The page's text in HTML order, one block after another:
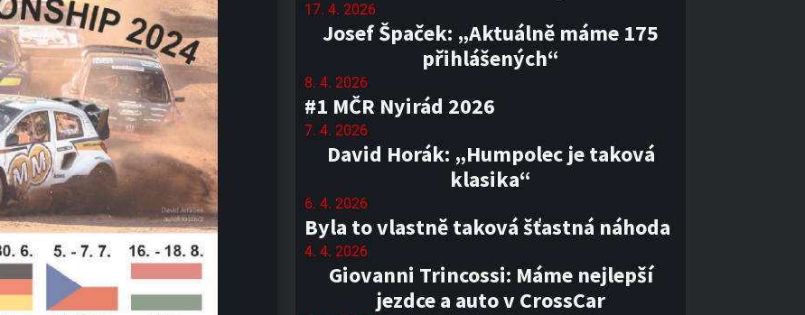
17. 4. 2026
Josef Špaček: „Aktuálně máme 175
přihlášených“
8. 4. 2026
#1 MČR Nyirád 2026
7. 4. 2026
David Horák: „Humpolec je taková
klasika“
6. 4. 2026
Byla to vlastně taková šťastná náhoda
4. 4. 2026
Giovanni Trincossi: Máme nejlepší
jezdce a auto v CrossCar